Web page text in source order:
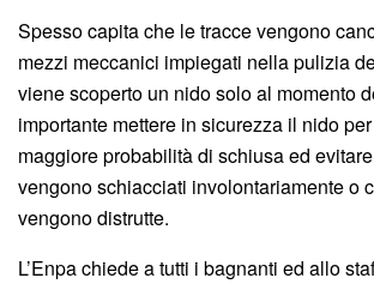
Spesso capita che le tracce vengono
mezzi meccanici impiegati nella pulizia
viene scoperto un nido solo al momento
importante mettere in sicurezza il nido
maggiore probabilità di schiusa ed
vengono schiacciati involontariamente o
vengono distrutte.
L’Enpa chiede a tutti i bagnanti ed allo